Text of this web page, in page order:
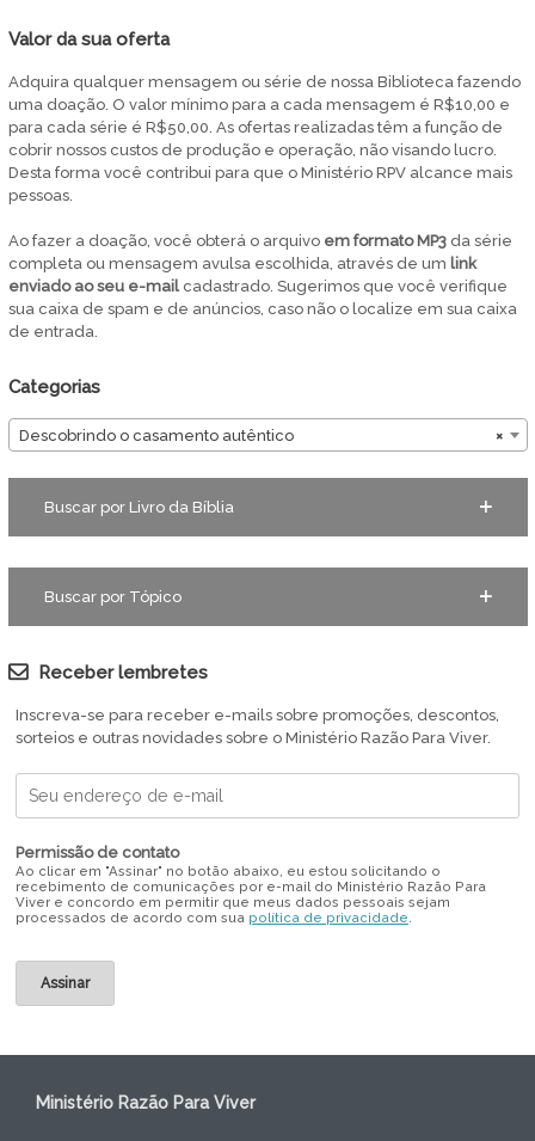
Valor da sua oferta
Adquira qualquer mensagem ou série de nossa Biblioteca fazendo
uma doação. O valor mínimo para a cada mensagem é R$10,00 e
para cada série é R$50,00. As ofertas realizadas têm a função de
cobrir nossos custos de produção e operação, não visando lucro.
Desta forma você contribui para que o Ministério RPV alcance mais
pessoas.
Ao fazer a doação, você obterá o arquivo em formato MP3da série
completa ou mensagem avulsa escolhida, através de um link
enviado ao seu e-mailcadastrado. Sugerimos que você verifique
sua caixa de spam e de anúncios, caso não o localize em sua caixa
de entrada.
Categorias
×
Descobrindo o casamento autêntico
Buscar por Livro da Bíblia
Buscar por Tópico
Receber lembretes
Inscreva-se para receber e-mails sobre promoções, descontos,
sorteios e outras novidades sobre o Ministério Razão Para Viver.
Permissão de contato
Ao clicar em "Assinar" no botão abaixo, eu estou solicitando o
recebimento de comunicações por e-mail do Ministério Razão Para
Viver e concordo em permitir que meus dados pessoais sejam
processados de acordo com sua política de privacidade.
Ministério Razão Para Viver